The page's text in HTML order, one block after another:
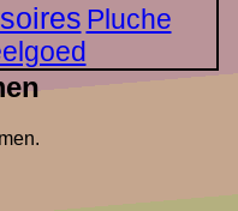
Pluche